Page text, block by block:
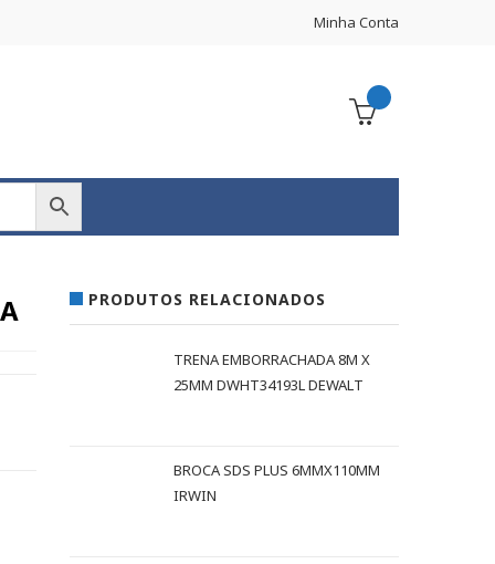
Minha Conta
PRODUTOS RELACIONADOS
TRENA EMBORRACHADA 8M X
25MM DWHT34193L DEWALT
BROCA SDS PLUS 6MMX110MM
IRWIN